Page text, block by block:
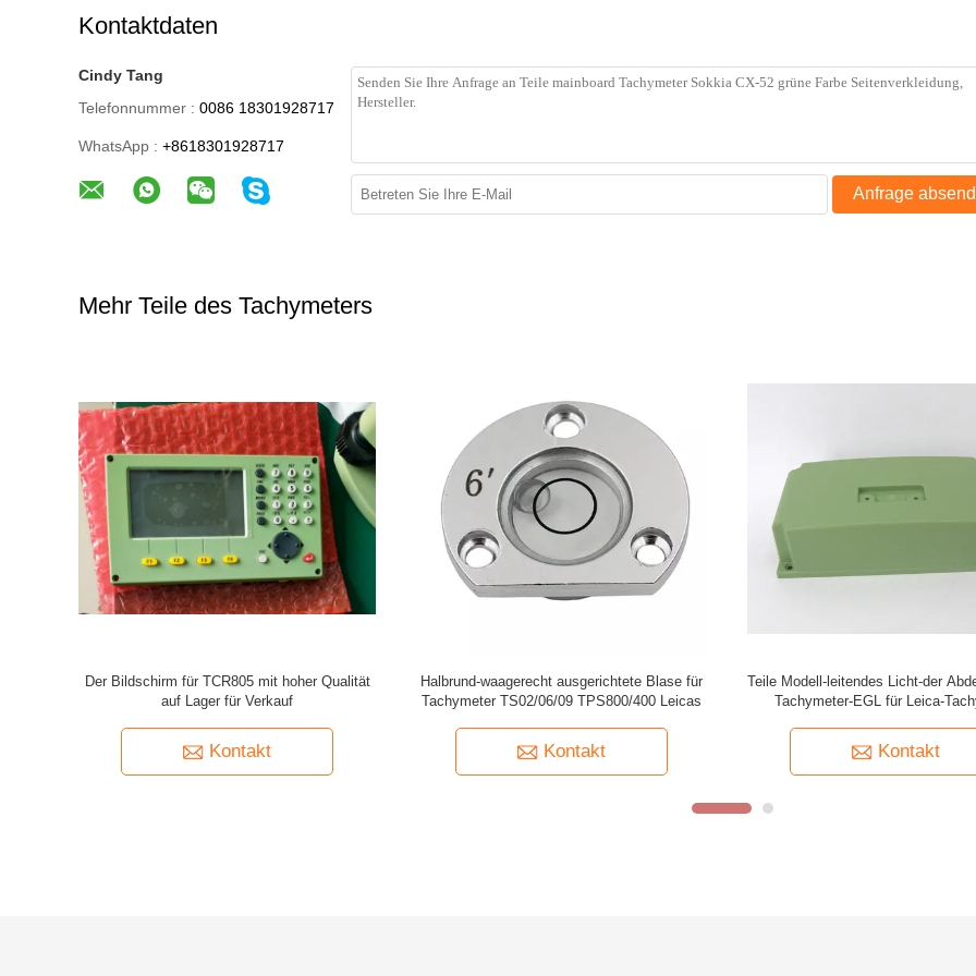
Kontaktdaten
Cindy Tang
Telefonnummer : 0086 18301928717
WhatsApp : +8618301928717
Anfrage
Mehr Teile des Tachymeters
Besserer Preis für Einbauschlitze Galaxyz-
Ladegerät-vier für Leica-Batterien
Kontakt
Teile Bluetooth-mainboard Tachymeter des
Tachymeters TS09 der
Kontakt
Teile von Total Station Original
Schlüsselbildschirm für Leica
Kontakt